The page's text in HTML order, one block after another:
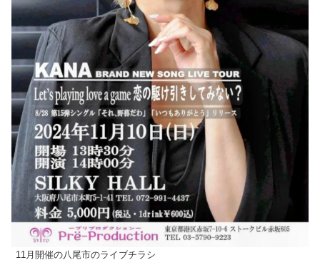
11月開催の八尾市のライブチラシ